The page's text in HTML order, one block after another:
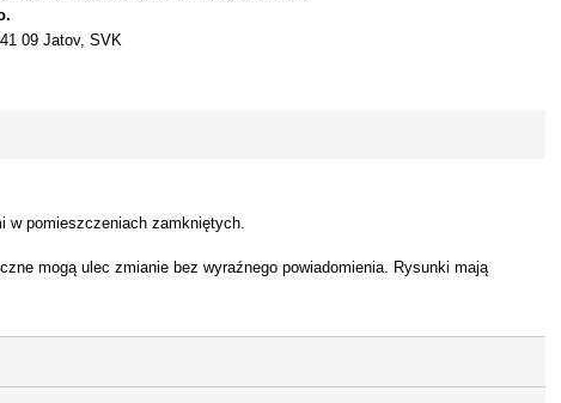
09 Jatov, SVK
w pomieszczeniach zamkniętych.
mogą ulec zmianie bez wyraźnego powiadomienia. Rysunki mają